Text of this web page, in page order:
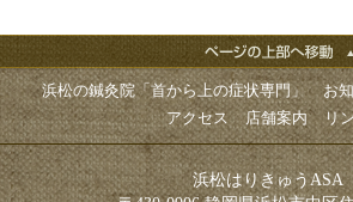
浜松の鍼灸院「首から上の症状専門」 お
アクセス
店舗案内 リ
浜松はりきゅうASA